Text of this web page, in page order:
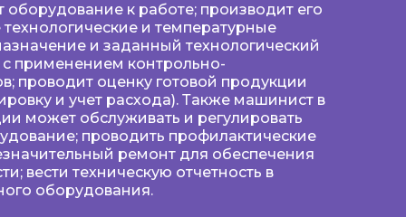
оборудование к работе; производит его
и температурные
и заданный технологический
применением контрольно-
проводит оценку готовой продукции
и учет расхода). Также машинист в
может обслуживать и регулировать
проводить профилактические
ремонт для обеспечения
вести техническую отчетность в
оборудования.